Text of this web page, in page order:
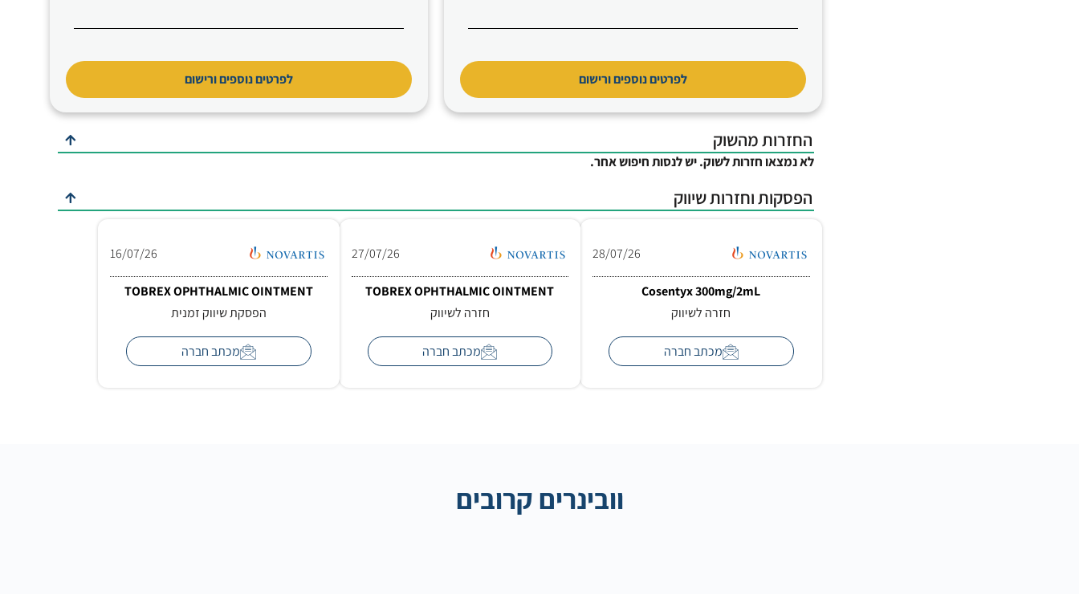
לפרטים נוספים ורישום לפרטים נוספים ורישום
החזרות מהשוק
לא נמצאו חזרות לשוק. יש לנסות חיפוש אחר.
הפסקות וחזרות שיווק
28/07/26
Cosentyx 300mg/2mL
חזרה לשיווק
מכתב חברה
27/07/26
TOBREX OPHTHALMIC OINTMENT
חזרה לשיווק
מכתב חברה
16/07/26
TOBREX OPHTHALMIC OINTMENT
הפסקת שיווק זמנית
מכתב חברה
וובינרים קרובים